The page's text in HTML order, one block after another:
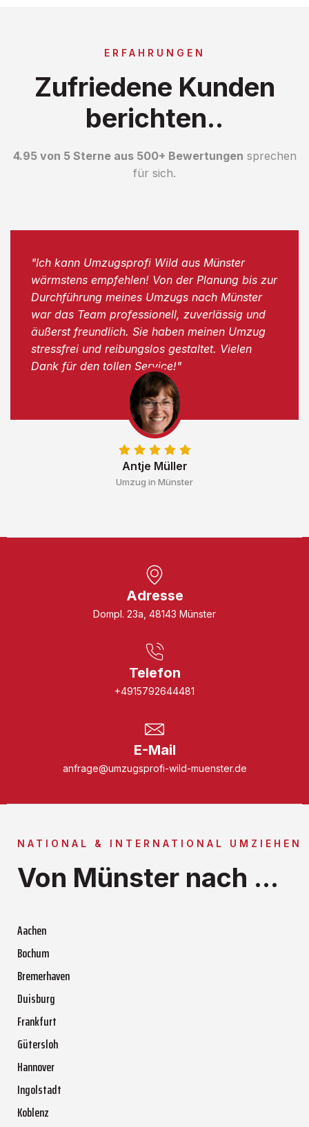
ERFAHRUNGEN
Zufriedene Kunden
berichten..
4.95 von 5 Sterne aus 500+ Bewertungen sprechen
für sich.
Antje Müller
Umzug in Münster
"Ich kann Umzugsprofi Wild aus Münster
wärmstens empfehlen! Von der Planung bis zur
Durchführung meines Umzugs nach Münster
war das Team professionell, zuverlässig und
äußerst freundlich. Sie haben meinen Umzug
stressfrei und reibungslos gestaltet. Vielen
Dank für den tollen Service!"
Adresse
Dompl. 23a, 48143 Münster
Telefon
+4915792644481
E-Mail
anfrage@umzugsprofi-wild-muenster.de
NATIONAL & INTERNATIONAL UMZIEHEN
Von Münster nach ...
Aachen
Bochum
Bremerhaven
Duisburg
Frankfurt
Gütersloh
Hannover
Ingolstadt
Koblenz